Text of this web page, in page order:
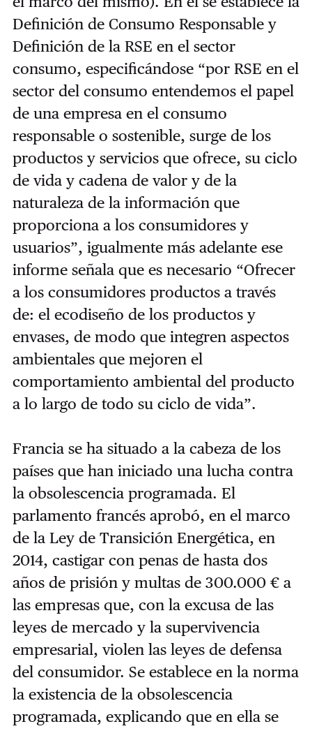
Definición de Consumo Responsable y
Definición de la RSE en el sector
consumo, especificándose “por RSE en el
sector del consumo entendemos el papel
de una empresa en el consumo
responsable o sostenible, surge de los
productos y servicios que ofrece, su ciclo
de vida y cadena de valor y de la
naturaleza de la información que
proporciona a los consumidores y
usuarios”, igualmente más adelante ese
informe señala que es necesario “Ofrecer
a los consumidores productos a través
de: el ecodiseño de los productos y
envases, de modo que integren aspectos
ambientales que mejoren el
comportamiento ambiental del producto
a lo largo de todo su ciclo de vida”.
Francia se ha situado a la cabeza de los
países que han iniciado una lucha contra
la obsolescencia programada. El
parlamento francés aprobó, en el marco
de la Ley de Transición Energética, en
2014, castigar con penas de hasta dos
años de prisión y multas de 300.000 € a
las empresas que, con la excusa de las
leyes de mercado y la supervivencia
empresarial, violen las leyes de defensa
del consumidor. Se establece en la norma
la existencia de la obsolescencia
programada, explicando que en ella se